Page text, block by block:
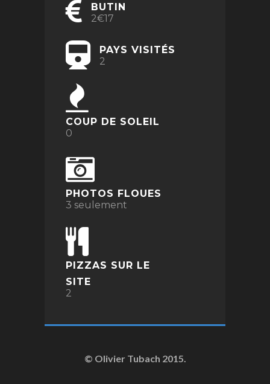
BUTIN
2€17
PAYS VISITÉS
2
COUP DE SOLEIL
0
PHOTOS FLOUES
3 seulement
PIZZAS SUR LE
SITE
2
© Olivier Tubach 2015.